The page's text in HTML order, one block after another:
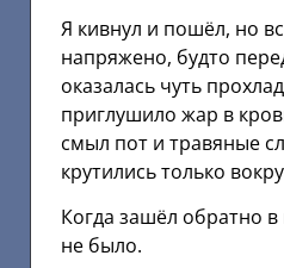
Я кивнул и пошёл, но
напряжено, будто
оказалась чуть
приглушило жар в
смыл пот и травяные
крутились только
Когда зашёл обратно
не было.